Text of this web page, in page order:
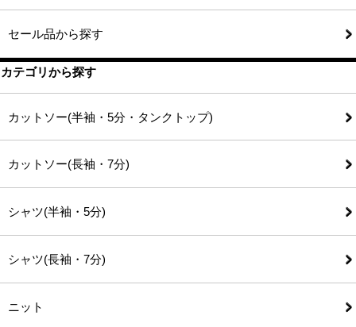
セール品から探す
カテゴリから探す
カットソー(半袖・5分・タンクトップ)
カットソー(長袖・7分)
シャツ(半袖・5分)
シャツ(長袖・7分)
ニット